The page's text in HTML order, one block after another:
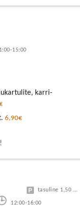
15:00
karri-
6,90€
12:00-16:00
tasuline 1,50 eur/h